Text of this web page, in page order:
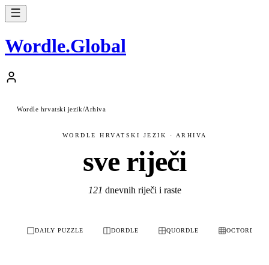
Wordle.Global
Wordle hrvatski jezik/Arhiva
WORDLE HRVATSKI JEZIK · ARHIVA
sve riječi
121 dnevnih riječi i raste
DAILY PUZZLE DORDLE QUORDLE OCTORDLE